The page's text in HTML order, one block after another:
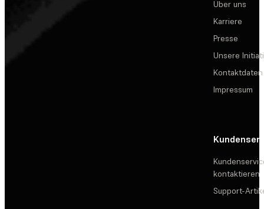
Über uns
Karriere
Presse
Unsere
Kontaktdaten
Impressum
kontaktieren
Support-